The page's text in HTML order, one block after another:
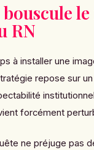
RN
à installer une
repose sur
forcément
ne préjuge pas